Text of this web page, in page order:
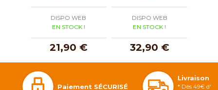
DISPO WEB
EN STOCK !
21,90 €
DISPO WEB
EN STOCK !
32,90 €
Paiement SÉCURISÉ
Livraison
* Dès 49€